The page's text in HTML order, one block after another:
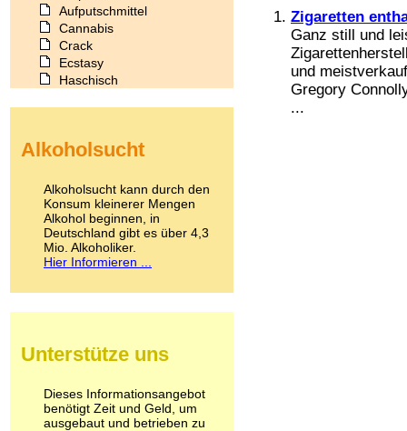
Zigaretten
Ganz still und
und
Gregory
...
Aufputschmittel
Cannabis
Crack
Ecstasy
Haschisch
Kokain
LSD
Marihuana
Medikamente
Meskalin
Metamphetamin
Methadon
Pilze
Psychopharmaka
Schlafmittel
Schmerzmittel
Alkoholsucht
Alkoholsucht kann durch den
Konsum kleinerer Mengen
Alkohol beginnen, in
Deutschland gibt es über 4,3
Mio. Alkoholiker.
Hier Informieren ...
Unterstütze uns
Dieses Informationsangebot
benötigt Zeit und Geld, um
ausgebaut und betrieben zu